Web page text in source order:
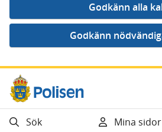
Gå direkt till innehåll
Sök Mina sidor